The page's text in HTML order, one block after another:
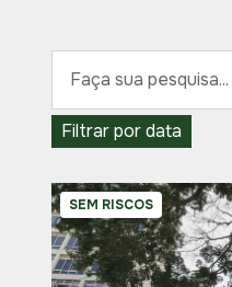
Filtrar por data
SEM RISCOS